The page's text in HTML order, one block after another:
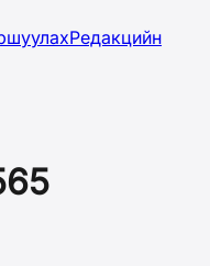
Редакцийн